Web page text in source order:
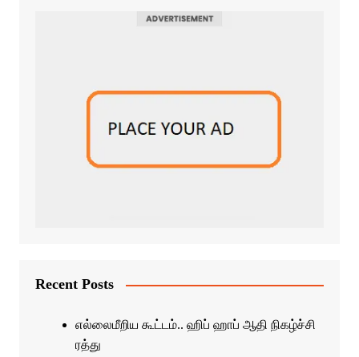
Recent Posts
எல்லைமீறிய கூட்டம்.. ஹிப் ஹாப் ஆதி நிகழ்ச்சி
ரத்து